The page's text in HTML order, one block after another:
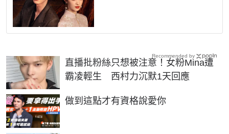
直播批粉絲只想被注意！女粉Mina遭
霸凌輕生 西村力沉默1天回應
做到這點才有資格說愛你
PR
Recommended by